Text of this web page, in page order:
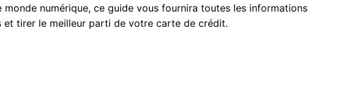
numérique, ce guide vous fournira toutes les informations
et tirer le meilleur parti de votre carte de crédit.